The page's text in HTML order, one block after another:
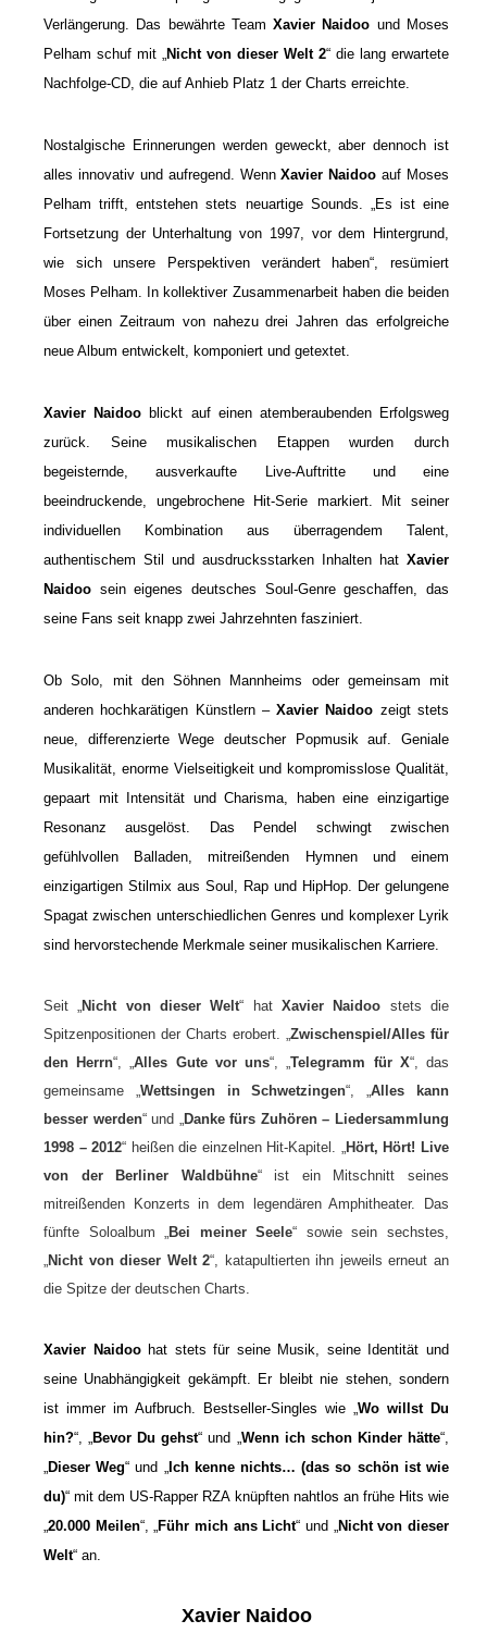
Verlängerung. Das bewährte TeamXavier Naidoo und Moses
Pelham schuf mit „Nicht von dieser Welt 2“ die lang erwartete
Nachfolge-CD, die auf Anhieb Platz 1 der Charts erreichte.
Nostalgische Erinnerungen werden geweckt, aber dennoch ist
alles innovativ und aufregend. WennXavier Naidoo auf Moses
Pelham trifft, entstehen stets neuartige Sounds. „Es ist eine
Fortsetzung der Unterhaltung von 1997, vor dem Hintergrund,
wie sich unsere Perspektiven verändert haben“, resümiert
Moses Pelham. In kollektiver Zusammenarbeit haben die beiden
über einen Zeitraum von nahezu drei Jahren das erfolgreiche
neue Album entwickelt, komponiert und getextet.
Xavier Naidoo blickt auf einen atemberaubenden Erfolgsweg
zurück. Seine musikalischen Etappen wurden durch
begeisternde, ausverkaufte Live-Auftritte und eine
beeindruckende, ungebrochene Hit-Serie markiert. Mit seiner
individuellen Kombination aus überragendem Talent,
authentischem Stil und ausdrucksstarken Inhalten hat Xavier
Naidoo sein eigenes deutsches Soul-Genre geschaffen, das
seine Fans seit knapp zwei Jahrzehnten fasziniert.
Ob Solo, mit den Söhnen Mannheims oder gemeinsam mit
anderen hochkarätigen Künstlern –Xavier Naidoo zeigt stets
neue, differenzierte Wege deutscher Popmusik auf. Geniale
Musikalität, enorme Vielseitigkeit und kompromisslose Qualität,
gepaart mit Intensität und Charisma, haben eine einzigartige
Resonanz ausgelöst. Das Pendel schwingt zwischen
gefühlvollen Balladen, mitreißenden Hymnen und einem
einzigartigen Stilmix aus Soul, Rap und HipHop. Der gelungene
Spagat zwischen unterschiedlichen Genres und komplexer Lyrik
sind hervorstechende Merkmale seiner musikalischen Karriere.
Seit „Nicht von dieser Welt“ hatXavier Naidoo stets die
Spitzenpositionen der Charts erobert. „Zwischenspiel/Alles für
den Herrn“, „Alles Gute vor uns“, „Telegramm für X“, das
gemeinsame „Wettsingen in Schwetzingen“, „Alles kann
besser werden“ und „Danke fürs Zuhören – Liedersammlung
1998 – 2012“ heißen die einzelnen Hit-Kapitel. „Hört, Hört! Live
von der Berliner Waldbühne“ ist ein Mitschnitt seines
mitreißenden Konzerts in dem legendären Amphitheater. Das
fünfte Soloalbum „Bei meiner Seele“ sowie sein sechstes,
„Nicht von dieser Welt 2“, katapultierten ihn jeweils erneut an
die Spitze der deutschen Charts.
Xavier Naidoohat stets für seine Musik, seine Identität und
seine Unabhängigkeit gekämpft. Er bleibt nie stehen, sondern
ist immer im Aufbruch. Bestseller-Singles wie „Wo willst Du
hin?“, „Bevor Du gehst“ und „Wenn ich schon Kinder hätte“,
„Dieser Weg“ und „Ich kenne nichts… (das so schön ist wie
du)“ mit dem US-Rapper RZA knüpften nahtlos an frühe Hits wie
„20.000 Meilen“, „Führ mich ans Licht“ und „Nicht von dieser
Welt“ an.
Xavier Naidoo